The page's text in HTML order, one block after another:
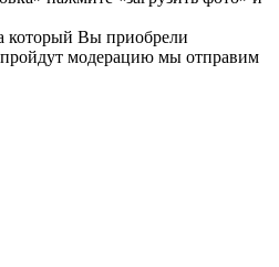
который Вы приобрели
модерацию мы отправим